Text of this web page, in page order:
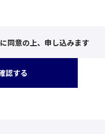
に同意の上、申し込みます
認する